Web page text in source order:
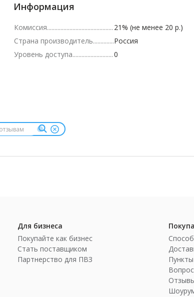
Информация
Комиссия
21% (не менее 20 р.)
Страна производитель
Россия
Уровень доступа
0
Для бизнеса
Покупайте как бизнес
Стать поставщиком
Партнерство для ПВЗ